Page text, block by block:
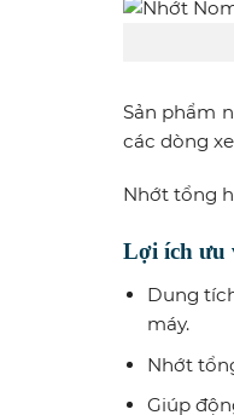
Sản phẩm
các dòng
Nhớt tổng
Lợi ích ưu
Dung
máy.
Nhớt
Giúp